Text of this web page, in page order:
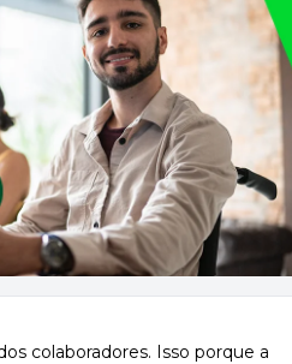
colaboradores. Isso porque a